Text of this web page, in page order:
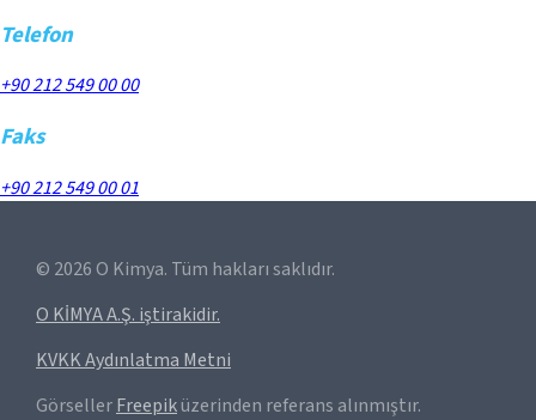
Telefon
+90 212 549 00 00
Faks
+90 212 549 00 01
© 2026 O Kimya. Tüm hakları saklıdır.
O KİMYA A.Ş. iştirakidir.
KVKK Aydınlatma Metni
GörsellerFreepiküzerinden referans alınmıştır.